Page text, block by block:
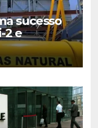
sucesso
2 e
de
Bacia de